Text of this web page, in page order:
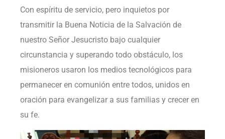
Con espíritu de servicio, pero inquietos por
transmitir la Buena Noticia de la Salvación de
nuestro Señor Jesucristo bajo cualquier
circunstancia y superando todo obstáculo, los
misioneros usaron los medios tecnológicos para
permanecer en comunión entre todos, unidos en
oración para evangelizar a sus familias y crecer en
su fe.